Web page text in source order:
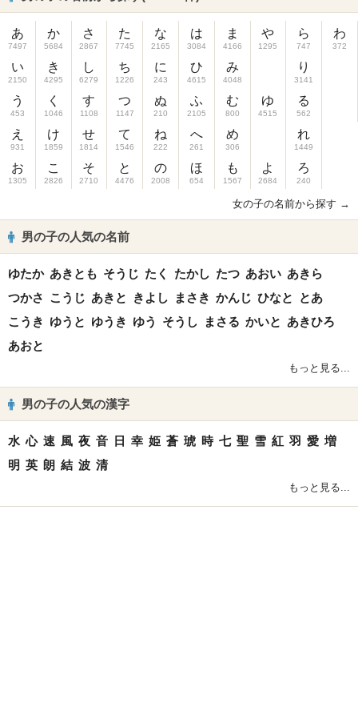
あ
7497
い
2150
う
453
え
931
お
1305
か
5684
き
4295
く
1046
け
1859
こ
2826
さ
2867
し
6279
す
1108
せ
1814
そ
2710
た
7745
ち
1226
つ
1147
て
1546
と
4476
な
2165
に
243
ぬ
210
ね
222
の
2008
は
3084
ひ
4615
ふ
2105
へ
261
ほ
654
ま
4166
み
4048
む
800
め
306
も
1567
や
1295
ゆ
4515
よ
2684
ら
747
り
3141
る
562
れ
1449
ろ
240
わ
372
女の子の名前から探す →
男の子の人気の名前
ゆたか あきとも そうじ たく たかし たつ あおい あきら
つかさ こうじ あきと きよし まさき かんじ ひなと
とあ
こうき ゆうと ゆうき ゆう そうし まさる かいと あきひろ
あおと
もっと見る...
男の子の人気の漢字
水 心 速 風 夜 音 日 幸 姫 蒼 琥 時 七 聖 雪 紅 羽 愛 増
明 英 朗 結 波 清
もっと見る...